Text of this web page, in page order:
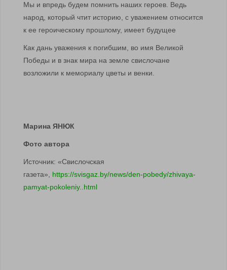
Мы и впредь будем помнить наших героев. Ведь
народ, который чтит историю, с уважением относится
к ее героическому прошлому, имеет будущее
Как дань уважения к погибшим, во имя Великой
Победы и в знак мира на земле свислочане
возложили к мемориалу цветы и венки.
Марина ЯНЮК
Фото автора
Источник: «Свислочская
газета», https://svisgaz.by/news/den-pobedy/zhivaya-
pamyat-pokoleniy..html